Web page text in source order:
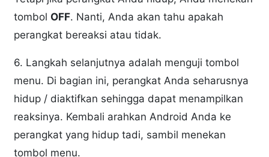
tombol OFF. Nanti, Anda akan tahu apakah
perangkat bereaksi atau tidak.
6. Langkah selanjutnya adalah menguji tombol
menu. Di bagian ini, perangkat Anda seharusnya
hidup / diaktifkan sehingga dapat menampilkan
reaksinya. Kembali arahkan Android Anda ke
perangkat yang hidup tadi, sambil menekan
tombol menu.